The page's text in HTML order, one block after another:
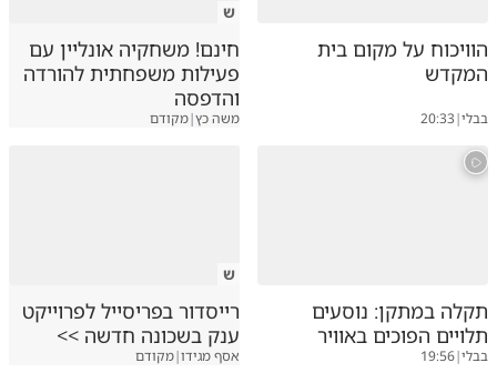
אלחנן חייט 02.06.26 דיווחתגובה
10
אנחנו על מעייריב - ואתה ממשיך😀
אהרון
הוויכוח על מקום בית
המקדש
בבלי|
20:33
ש
חינם! משחקיה אונליין עם
פעילות משפחתית להורדה
והדפסה
משה כץ|מקודם
תקלה במתקן: נוסעים
תלויים הפוכים באוויר
בבלי|
19:56
ש
רייסדור בפריסייל לפרוייקט
ענק בשכונה חדשה >>
אסף מגידו|מקודם